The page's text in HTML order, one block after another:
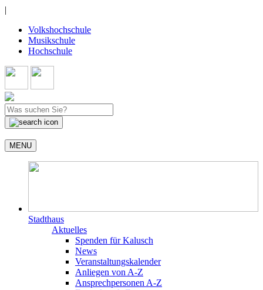
|
Volkshochschule
Musikschule
Hochschule
MENU
Stadthaus
Aktuelles
Spenden für Kalusch
News
Veranstaltungskalender
Anliegen von A-Z
Ansprechpersonen A-Z